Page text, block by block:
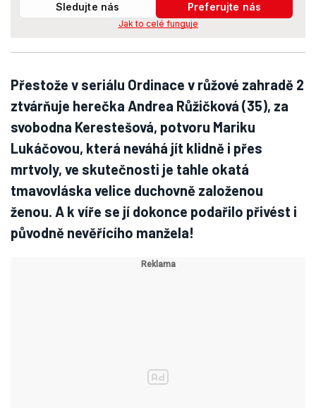
Sledujte nás
Preferujte nás
Jak to celé funguje
Přestože v seriálu Ordinace v růžové zahradě 2
ztvárňuje herečka Andrea Růžičková (35), za
svobodna Kerestešová, potvoru Mariku
Lukáčovou, která neváhá jít klidně i přes
mrtvoly, ve skutečnosti je tahle okatá
tmavovláska velice duchovně založenou
ženou. A k víře se jí dokonce podařilo přivést i
původně nevěřícího manžela!